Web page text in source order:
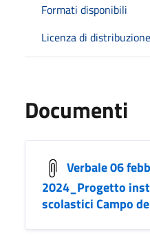
Formati disponibili
Licenza di distribuzione
Documenti
Verbale 06
2024_Progetto
scolastici Campo